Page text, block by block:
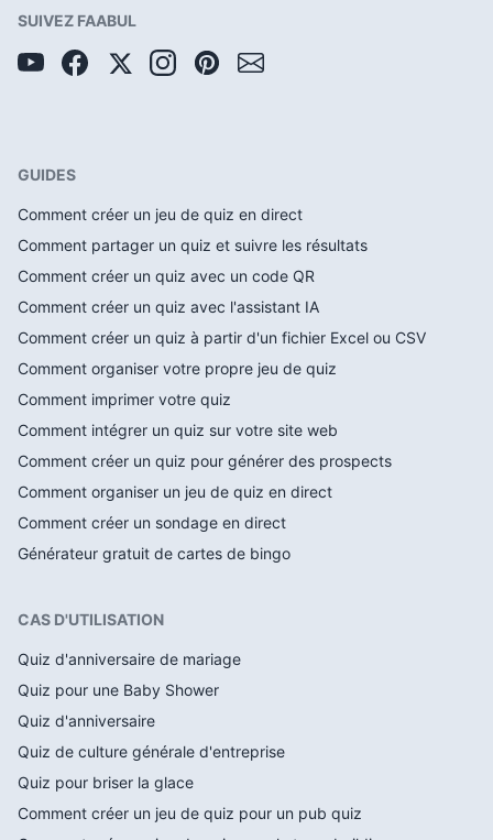
SUIVEZ FAABUL
GUIDES
Comment créer un jeu de quiz en direct
Comment partager un quiz et suivre les résultats
Comment créer un quiz avec un code QR
Comment créer un quiz avec l'assistant IA
Comment créer un quiz à partir d'un fichier Excel ou CSV
Comment organiser votre propre jeu de quiz
Comment imprimer votre quiz
Comment intégrer un quiz sur votre site web
Comment créer un quiz pour générer des prospects
Comment organiser un jeu de quiz en direct
Comment créer un sondage en direct
Générateur gratuit de cartes de bingo
CAS D'UTILISATION
Quiz d'anniversaire de mariage
Quiz pour une Baby Shower
Quiz d'anniversaire
Quiz de culture générale d'entreprise
Quiz pour briser la glace
Comment créer un jeu de quiz pour un pub quiz